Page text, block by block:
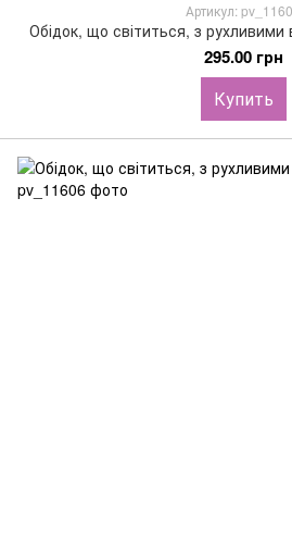
Артикул:
Обідок, що світиться, з рухливими
295.00 грн
Купить